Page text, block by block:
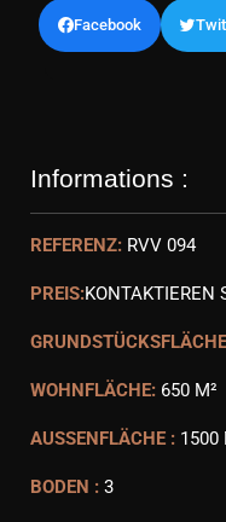
Facebook
Informations :
REFERENZ: RVV 094
PREIS:KONTAKTIEREN
WOHNFLÄCHE: 650 M²
AUSSENFLÄCHE : 1500
BODEN : 3